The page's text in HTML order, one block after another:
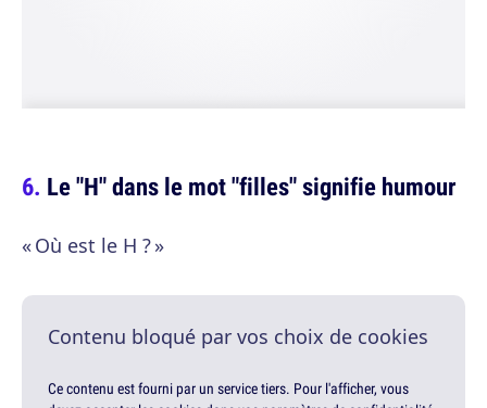
Le "H" dans le mot "filles" signifie humour
« Où est le H ? »
Contenu bloqué par vos choix de cookies
Ce contenu est fourni par un service tiers. Pour l'afficher, vous